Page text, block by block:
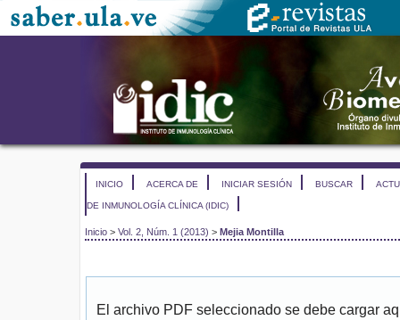
INICIO ACERCA DE INICIAR SESIÓN BUSCAR
DE INMUNOLOGÍA CLÍNICA (IDIC)
Inicio > Vol. 2, Núm. 1 (2013) > Mejia Montilla
El archivo PDF seleccionado se debe cargar